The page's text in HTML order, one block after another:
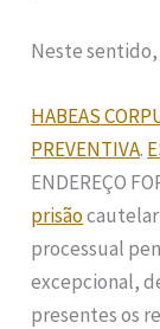
Neste sentido,
HABEAS
PREVENTIVA.
ENDEREÇO
prisão
processual
excepcional,
presentes os